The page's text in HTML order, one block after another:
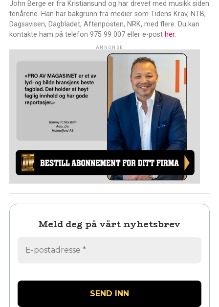
John Berge er fra Kristiansund og har drevet med musikk siden
tenårene. Han har bakgrunn fra medier som Tidens Krav, NTB,
Dagsavisen, Dagbladet, Aftenposten, NRK, med flere. Du kan
kontakte ham på telefon 975 99 007 eller e-post her.
ANNONSE
Meld deg på vårt nyhetsbrev